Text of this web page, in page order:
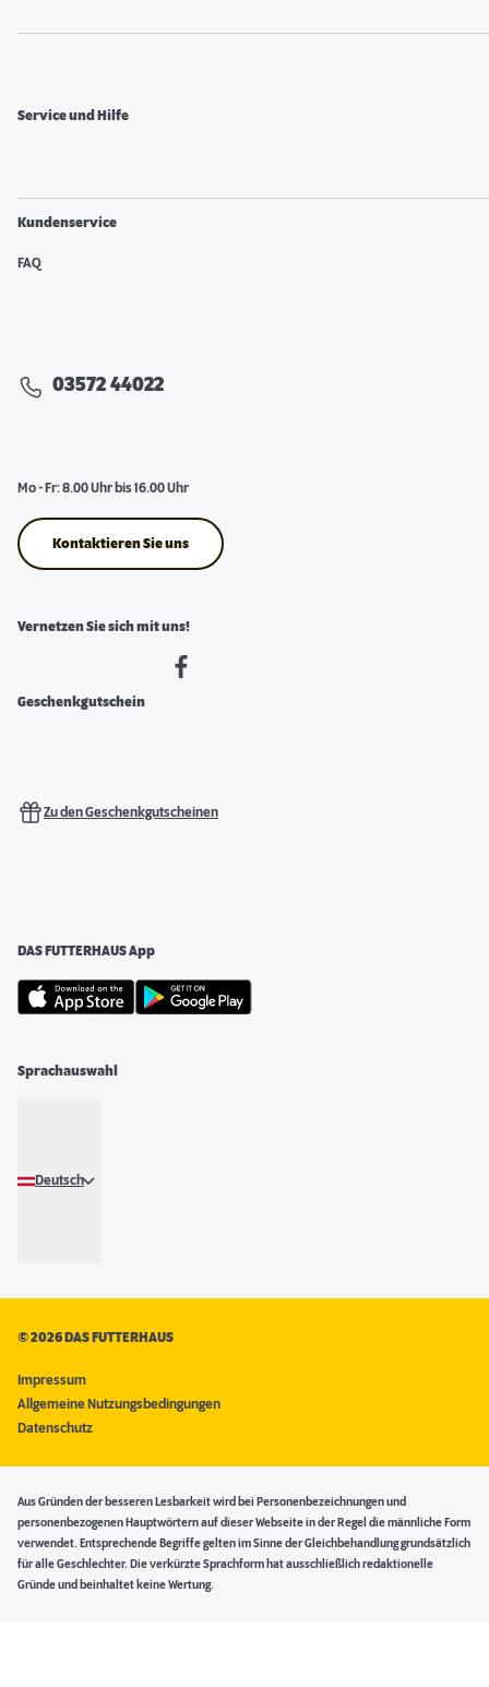
Service und Hilfe
Kundenservice
FAQ
03572 44022
Mo - Fr: 8.00 Uhr bis 16.00 Uhr
Kontaktieren Sie uns
Vernetzen Sie sich mit uns!
Geschenkgutschein
Zu den Geschenkgutscheinen
DAS FUTTERHAUS App
Sprachauswahl
Deutsch
©2026 DAS FUTTERHAUS
Impressum
Allgemeine Nutzungsbedingungen
Datenschutz
Aus Gründen der besseren Lesbarkeit wird bei Personenbezeichnungen und
personenbezogenen Hauptwörtern auf dieser Webseite in der Regel die männliche Form
verwendet. Entsprechende Begriffe gelten im Sinne der Gleichbehandlung grundsätzlich
für alle Geschlechter. Die verkürzte Sprachform hat ausschließlich redaktionelle
Gründe und beinhaltet keine Wertung.